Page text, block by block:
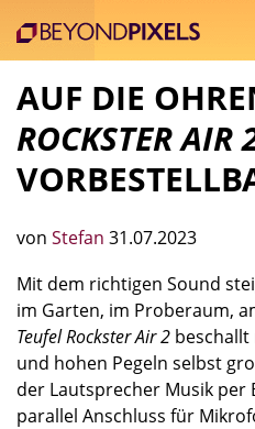
AUF DIE
ROCKSTER AIR
von Stefan 31.07.2023
Mit dem richtigen Sound
im Garten, im Proberaum,
Teufel Rockster Air 2 beschallt
und hohen Pegeln selbst
der Lautsprecher Musik
parallel Anschluss für